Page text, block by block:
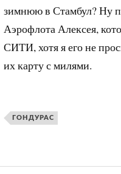
зимнюю в Стамбул? Ну
Аэрофлота Алексея,
СИТИ, хотя я его не
их карту с милями.
ГОНДУРАС